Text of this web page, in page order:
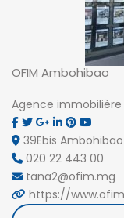
OFIM Ambohibao
Agence immobilière
39Ebis
020 22 443 00
tana2@ofim.mg
https://